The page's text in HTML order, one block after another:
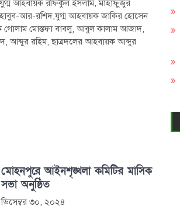
আহবায়ক রফিকুল ইসলাম, মাহাফুজুর
আর-রশিদ,যুগ্ম আহবায়ক জাকির হোসেন
গোলাম মোস্তফা বাবলু, আবুল কালাম আজাদ,
আব্দুর রহিম, ছাত্রদলের আহবায়ক আব্দুর
মোহনপুরে আইনশৃঙ্খলা কমিটির মাসিক
সভা অনুষ্ঠিত
ডিসেম্বর ৩০, ২০২৪